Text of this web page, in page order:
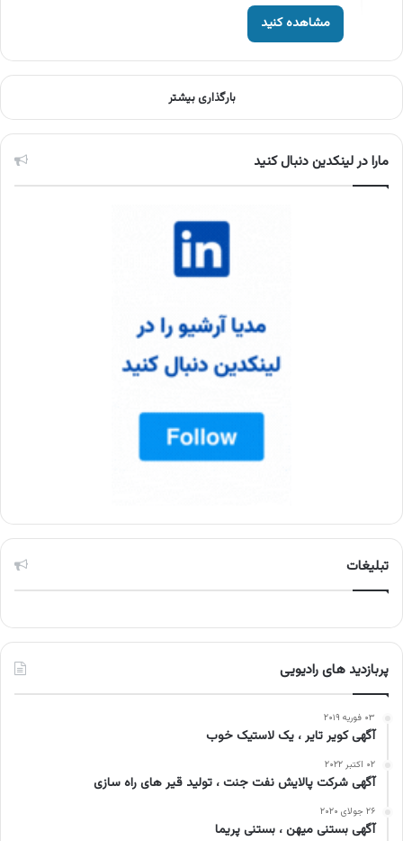
مشاهده کنید
بارگذاری بیشتر
مارا در لینکدین دنبال کنید
تبلیغات
پربازدید های رادیویی
۰۳ فوریه ۲۰۱۹
آگهی کویر تایر ، یک لاستیک خوب
۰۲ اکتبر ۲۰۲۲
آگهی شرکت پالایش نفت جنت ، تولید قیر های راه سازی
۲۶ جولای ۲۰۲۰
آگهی بستنی میهن ، بستنی پریما